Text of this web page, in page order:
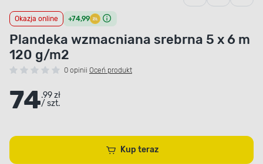
Okazja online +74,99
Plandeka wzmacniana srebrna 5 x 6 m
120 g/m2
0 opinii Oceń produkt
74.99 zł
/ szt.
Kup teraz